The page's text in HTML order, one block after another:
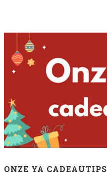
ONZE YA CADEAUTIPS